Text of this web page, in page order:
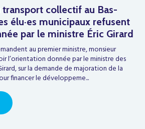
collectif au Bas-
élu·es municipaux refusent
par le ministre Éric Girard
au premier ministre, monsieur
l’orientation donnée par le ministre des
sur la demande de majoration de la
financer le développeme...